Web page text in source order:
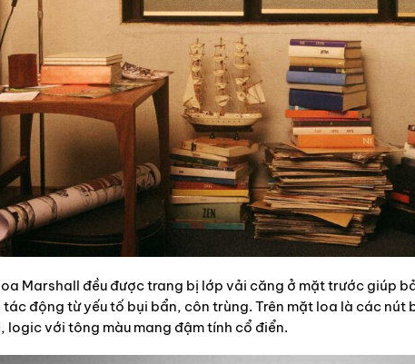
Marshall đều được trang bị lớp vải căng ở mặt trước giúp
động từ yếu tố bụi bẩn, côn trùng. Trên mặt loa là các nút
logic với tông màu mang đậm tính cổ điển.